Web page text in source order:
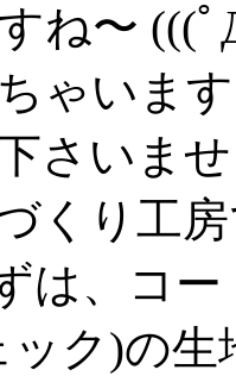
ね〜 (((
ゃいま
さいま
くり工
は、コ
ク)の